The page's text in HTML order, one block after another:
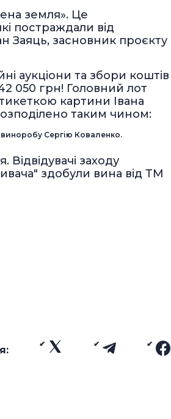
земля». Це
постраждали від
Заяць, засновник проєкту
аукціони та збори коштів
050 грн! Головний лот
картини Івана
таким чином:
Сергію Коваленко.
заходу
здобули вина від ТМ